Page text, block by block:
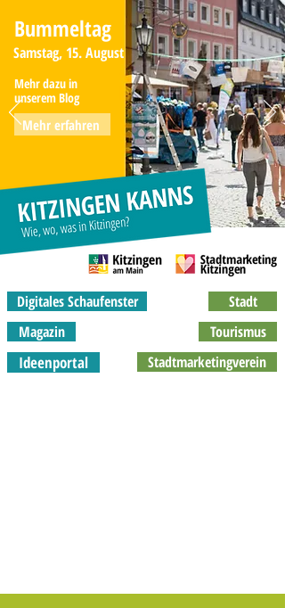
Bummeltag
Samstag, 15. August
Mehr dazu in
unserem Blog
Mehr erfahren
Stadt
Digitales Schaufenster
Magazin
Ideenportal
Tourismus
Stadtmarketingverein